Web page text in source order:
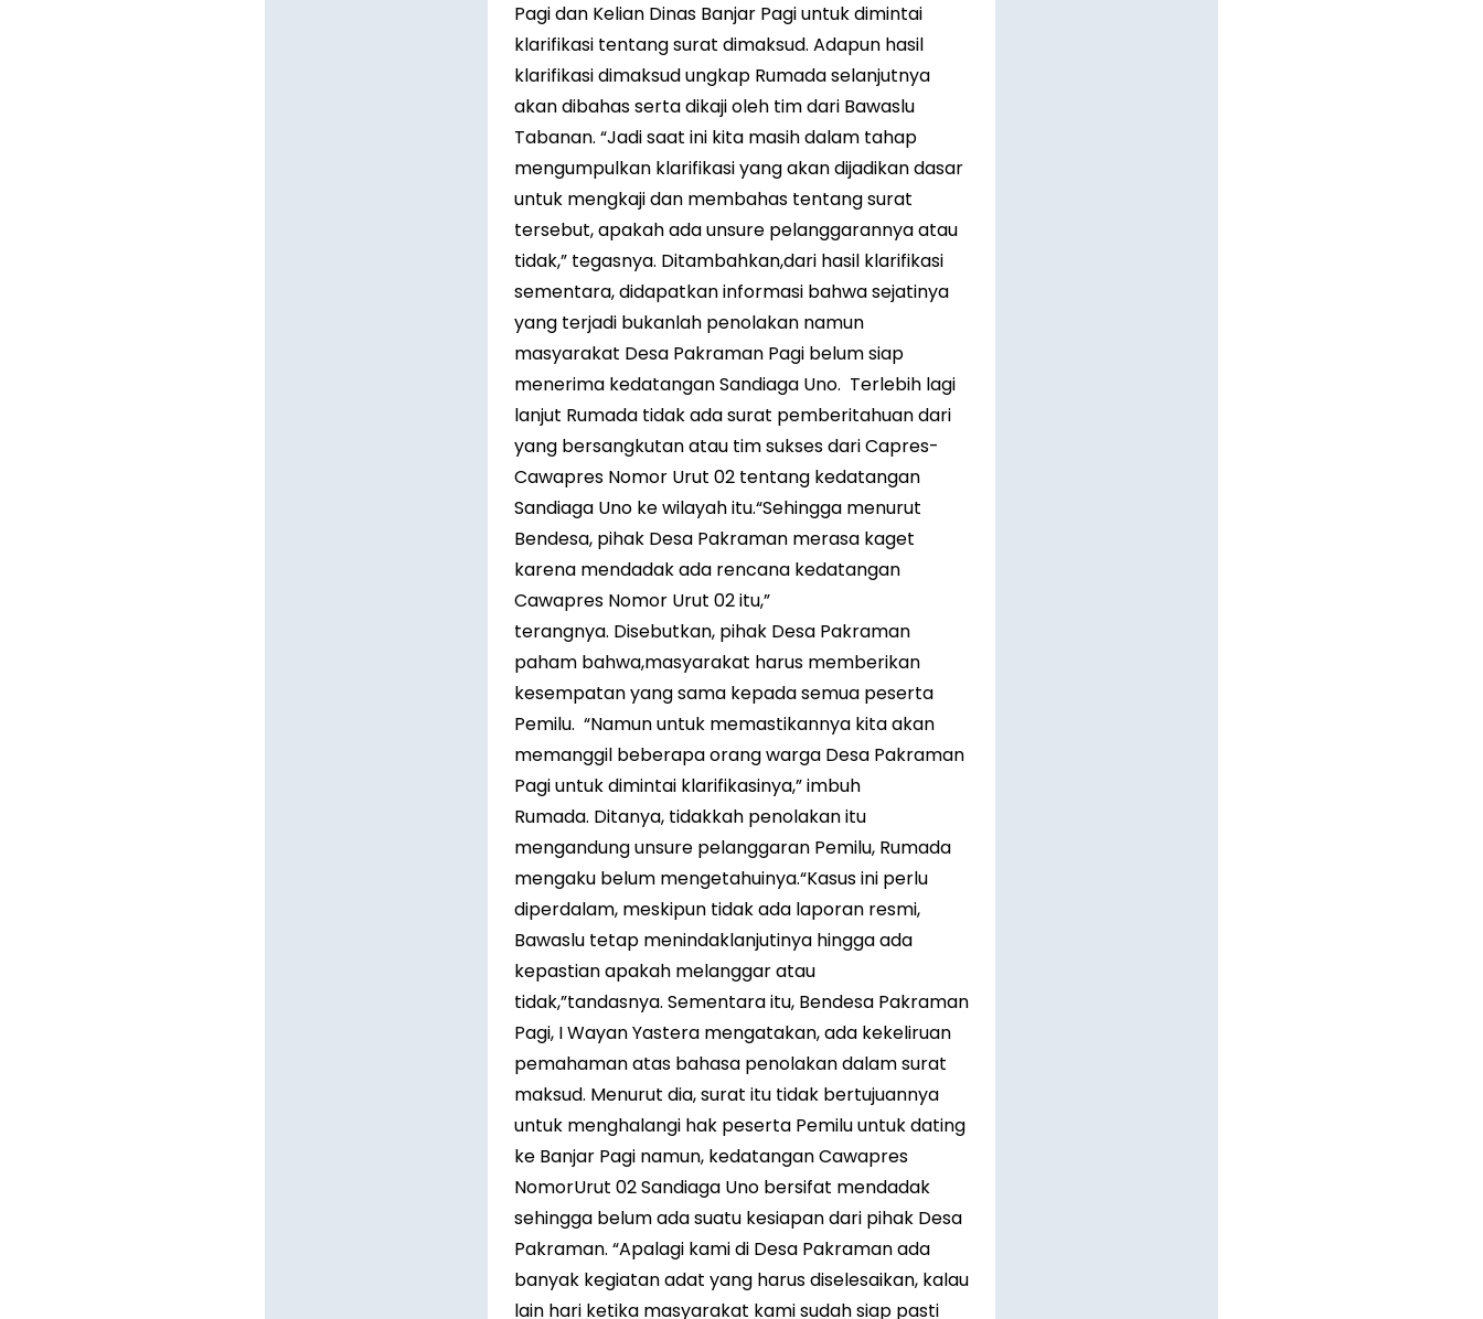
Pagi dan Kelian Dinas Banjar Pagi untuk dimintai
klarifikasi tentang surat dimaksud. Adapun hasil
klarifikasi dimaksud ungkap Rumada selanjutnya
akan dibahas serta dikaji oleh tim dari Bawaslu
Tabanan. “Jadi saat ini kita masih dalam tahap
mengumpulkan klarifikasi yang akan dijadikan dasar
untuk mengkaji dan membahas tentang surat
tersebut, apakah ada unsure pelanggarannya atau
tidak,” tegasnya. Ditambahkan,dari hasil klarifikasi
sementara, didapatkan informasi bahwa sejatinya
yang terjadi bukanlah penolakan namun
masyarakat Desa Pakraman Pagi belum siap
menerima kedatangan Sandiaga Uno. Terlebih lagi
lanjut Rumada tidak ada surat pemberitahuan dari
yang bersangkutan atau tim sukses dari Capres-
Cawapres Nomor Urut 02 tentang kedatangan
Sandiaga Uno ke wilayah itu.“Sehingga menurut
Bendesa, pihak Desa Pakraman merasa kaget
karena mendadak ada rencana kedatangan
Cawapres Nomor Urut 02 itu,”
terangnya. Disebutkan, pihak Desa Pakraman
paham bahwa,masyarakat harus memberikan
kesempatan yang sama kepada semua peserta
Pemilu. “Namun untuk memastikannya kita akan
memanggil beberapa orang warga Desa Pakraman
Pagi untuk dimintai klarifikasinya,” imbuh
Rumada. Ditanya, tidakkah penolakan itu
mengandung unsure pelanggaran Pemilu, Rumada
mengaku belum mengetahuinya.“Kasus ini perlu
diperdalam, meskipun tidak ada laporan resmi,
Bawaslu tetap menindaklanjutinya hingga ada
kepastian apakah melanggar atau
tidak,”tandasnya. Sementara itu, Bendesa Pakraman
Pagi, I Wayan Yastera mengatakan, ada kekeliruan
pemahaman atas bahasa penolakan dalam surat
maksud. Menurut dia, surat itu tidak bertujuannya
untuk menghalangi hak peserta Pemilu untuk dating
ke Banjar Pagi namun, kedatangan Cawapres
NomorUrut 02 Sandiaga Uno bersifat mendadak
sehingga belum ada suatu kesiapan dari pihak Desa
Pakraman. “Apalagi kami di Desa Pakraman ada
banyak kegiatan adat yang harus diselesaikan, kalau
lain hari ketika masyarakat kami sudah siap pasti